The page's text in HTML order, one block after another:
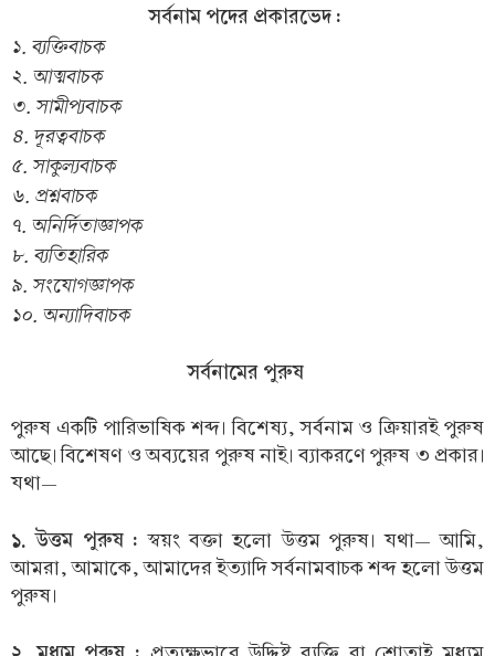
সর্বনাম পদের প্রকারভেদ :
১. ব্যক্তিবাচক
২. আত্মবাচক
৩. সামীপ্যবাচক
৪. দূরত্ববাচক
৫. সাকুল্যবাচক
৬. প্রশ্নবাচক
৭. অনির্দিতাজ্ঞাপক
৮. ব্যতিহারিক
৯. সংযোগজ্ঞাপক
১০. অন্যাদিবাচক
সর্বনামের পুরুষ
পুরুষ একটি পারিভাষিক শব্দ। বিশেষ্য, সর্বনাম ও ক্রিয়ারই পুরুষ
আছে। বিশেষণ ও অব্যয়ের পুরুষ নাই। ব্যাকরণে পুরুষ ৩ প্রকার।
যথা—
১. উত্তম পুরুষ : স্বয়ং বক্তা হলো উত্তম পুরুষ। যথা— আমি,
আমরা, আমাকে, আমাদের ইত্যাদি সর্বনামবাচক শব্দ হলো উত্তম
পুরুষ।